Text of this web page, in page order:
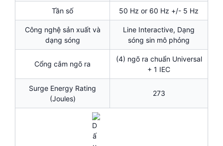
Tần số 50 Hz or 60 Hz +/- 5 Hz
Công nghệ sản xuất và
dạng sóng
Line Interactive, Dạng
sóng sin mô phỏng
Cổng cắm ngõ ra
(4) ngõ ra chuẩn Universal
+ 1 IEC
Surge Energy Rating
(Joules)
273